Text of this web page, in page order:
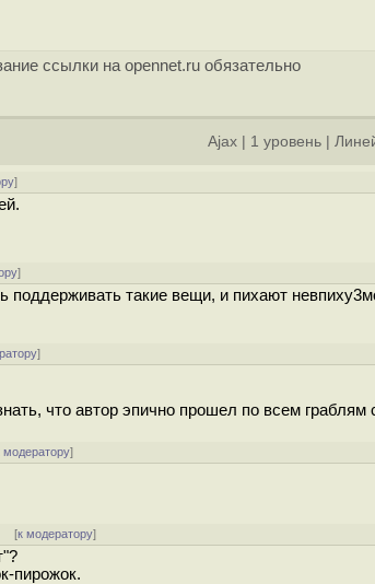
ссылки на opennet.ru обязательно
Ajax 1 уровень
]
]
поддерживать такие вещи, и пихают
]
что автор эпично прошел по всем граблям
модератору]
[к модератору]
пирожок.